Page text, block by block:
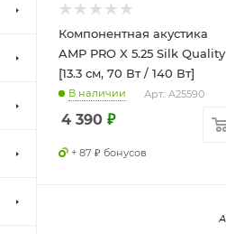
Компонентная акустика
AMP PRO X 5.25 Silk Quality
[13.3 см, 70 Вт / 140 Вт]
В наличии Арт.: A25590
4 390 ₽
+ 87 ₽ бонусов